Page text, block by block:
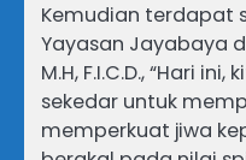
Kemudian terdapat
Yayasan Jayabaya
M.H, F.I.C.D., “Hari
sekedar untuk
memperkuat jiwa